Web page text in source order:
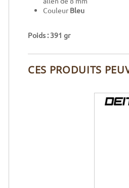
Couleur Bleu
Poids : 391 gr
CES PRODUITS